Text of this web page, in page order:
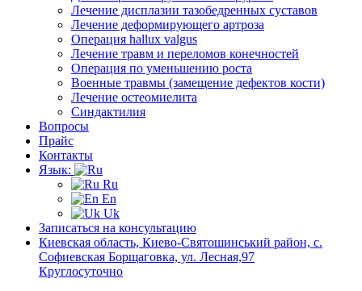
Лечение дисплазии тазобедренных суставов
Лечение деформирующего артроза
Операция hallux valgus
Лечение травм и переломов конечностей
Операция по уменьшению роста
Военные травмы (замещение дефектов кости)
Лечение остеомиелита
Синдактилия
Вопросы
Прайс
Контакты
Язык:
Ru
En
Uk
Записаться на консультацию
Киевская область, Киево-Святошинський район, с.
Софиевская Борщаговка, ул. Лесная,97
Круглосуточно